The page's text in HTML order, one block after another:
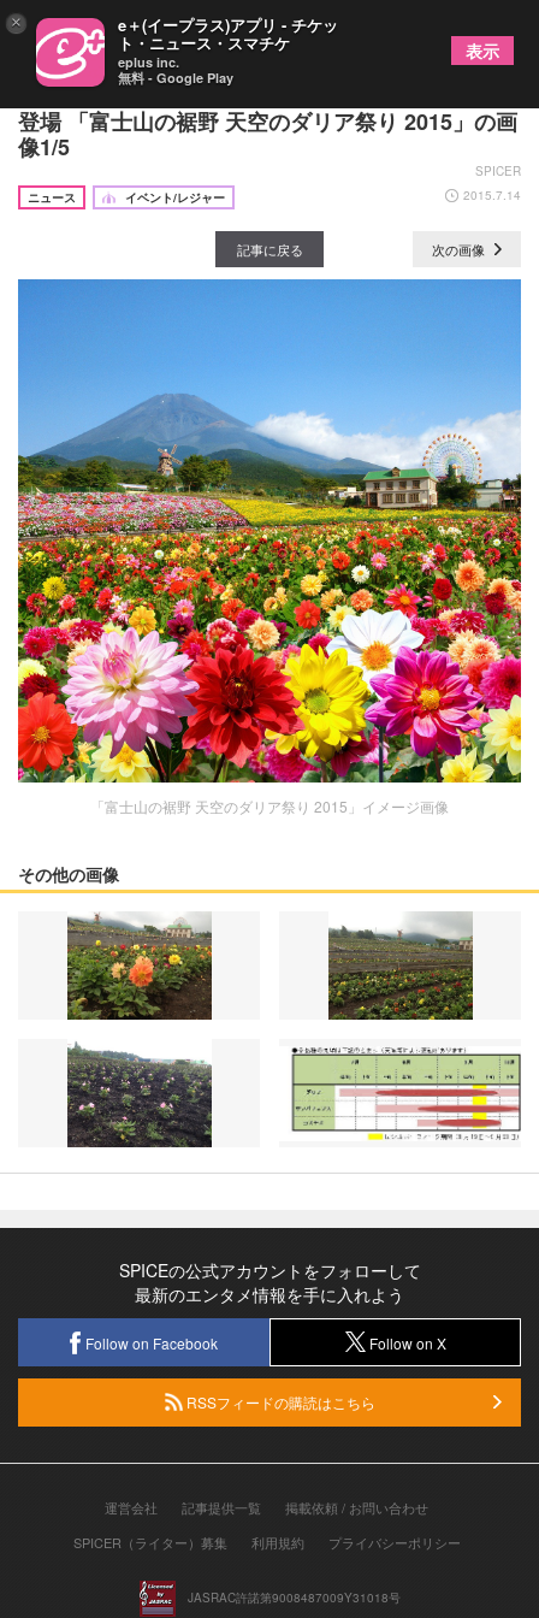
関東・東海エリア最大級20,000株のダリアの絨毯が
登場 「富士山の裾野 天空のダリア祭り 2015」の画
像1/5
SPICER
ニュース
イベント/レジャー 2015.7.14
記事に戻る 次の画像
「富士山の裾野 天空のダリア祭り 2015」イメージ画像
その他の画像
SPICEの公式アカウントをフォローして
最新のエンタメ情報を手に入れよう
Follow on Facebook Follow on X
RSSフィードの購読はこちら
運営会社 記事提供一覧
掲載依頼 / お問い合わせ
SPICER（ライター）募集
利用規約 プライバシーポリシー
JASRAC許諾第9008487009Y31018号
× e＋(イープラス)アプリ - チケッ
ト・ニュース・スマチケ
eplus inc.
無料 - Google Play
表示